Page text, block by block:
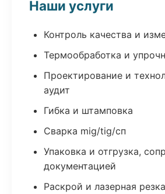
Наши услуги
Контроль качества и
Термообработка и
Проектирование и
аудит
Гибка и штамповка
Сварка mig/tig/сп
Упаковка и отгрузка,
документацией
Раскрой и лазерная резка